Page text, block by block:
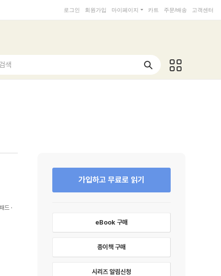
로그인 회원가입 마이페이지 카트 주문/배송 고객센터
색
드
가입하고 무료로 읽기
eBook 구매
종이책 구매
시리즈 알림신청